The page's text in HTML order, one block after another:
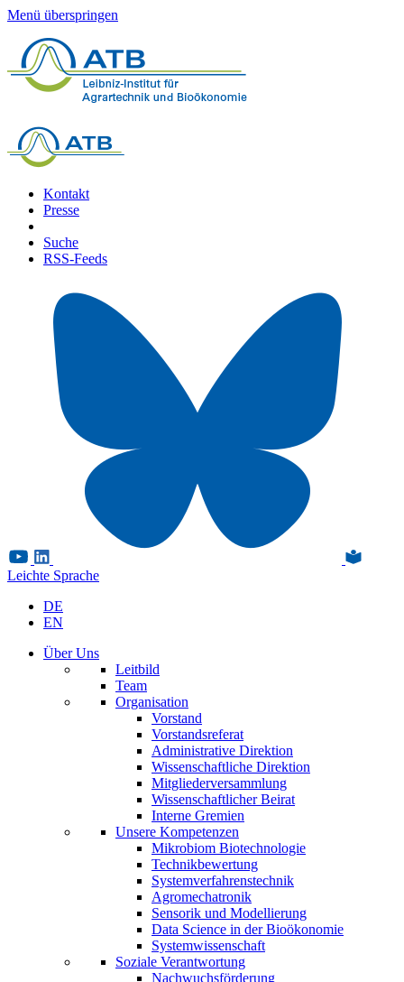
Menü überspringen
Kontakt
Presse
Suche
RSS-Feeds
Leichte Sprache
DE
EN
Über Uns
Leitbild
Team
Organisation
Vorstand
Vorstandsreferat
Administrative Direktion
Wissenschaftliche Direktion
Mitgliederversammlung
Wissenschaftlicher Beirat
Interne Gremien
Unsere Kompetenzen
Mikrobiom Biotechnologie
Technikbewertung
Systemverfahrenstechnik
Agromechatronik
Sensorik und Modellierung
Data Science in der Bioökonomie
Systemwissenschaft
Soziale Verantwortung
Nachwuchsförderung